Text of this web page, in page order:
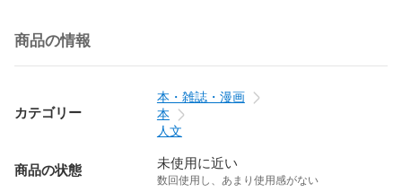
商品の情報
カテゴリー
本・雑誌・漫画
本
人文
商品の状態 未使用に近い
数回使用し、あまり使用感がない